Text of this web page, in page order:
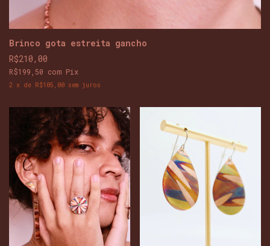
Brinco gota estreita gancho
R$210,00
R$199,50 com Pix
2 x de R$105,00 sem juros